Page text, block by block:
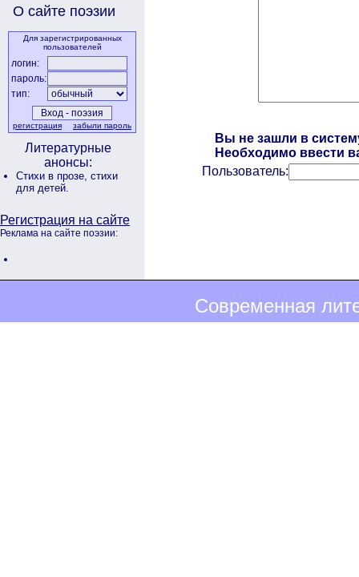
О сайте поэзии
Для зарегистрированных
пользователей
логин:
пароль:
тип:
регистрация забыли пароль
Литературные
анонсы:
Стихи в прозе, стихи
для детей.
Регистрация на сайте
Реклама на сайте поэзии:
Вы не зашли в
Необходимо ввести
Пользователь:
Современная